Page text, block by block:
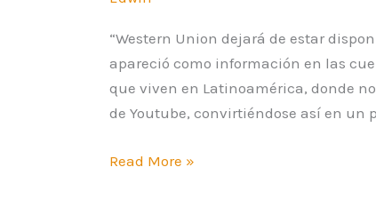
“Western Union dejará de estar
apareció como información en las
que viven en Latinoamérica, donde
de Youtube, convirtiéndose así en un
Read More »